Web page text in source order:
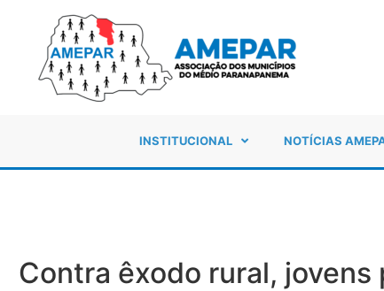
INSTITUCIONAL NOTÍCIAS
Contra êxodo rural,